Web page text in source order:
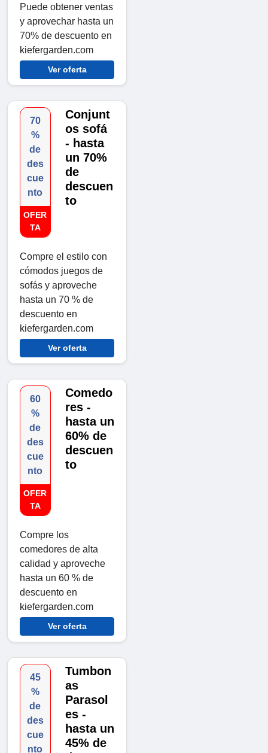
Puede obtener ventas
y aprovechar hasta un
70% de descuento en
kiefergarden.com
Ver oferta
70
%
de
des
cue
nto
OFER
TA
Conjunt
os sofá
- hasta
un 70%
de
descuen
to
Compre el estilo con
cómodos juegos de
sofás y aproveche
hasta un 70 % de
descuento en
kiefergarden.com
Ver oferta
60
%
de
des
cue
nto
OFER
TA
Comedo
res -
hasta un
60% de
descuen
to
Compre los
comedores de alta
calidad y aproveche
hasta un 60 % de
descuento en
kiefergarden.com
Ver oferta
45
%
de
des
cue
nto
Tumbon
as
Parasol
es -
hasta un
45% de